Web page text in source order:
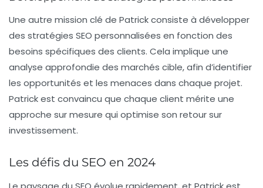
Une autre mission clé de Patrick consiste à développer
des stratégies SEO personnalisées en fonction des
besoins spécifiques des clients. Cela implique une
analyse approfondie des marchés cible, afin d’identifier
les opportunités et les menaces dans chaque projet.
Patrick est convaincu que chaque client mérite une
approche sur mesure qui optimise son retour sur
investissement.
Les défis du SEO en 2024